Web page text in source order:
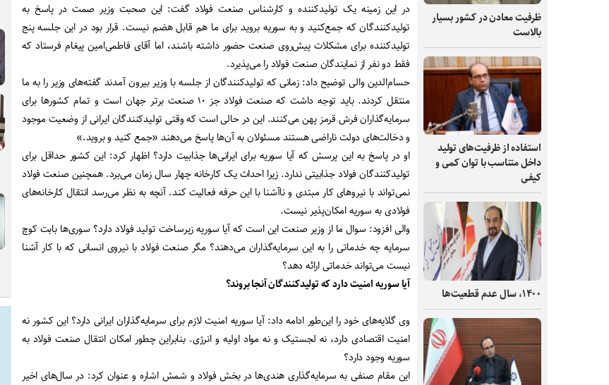
ظرفیت‌ معادن در کشور بسیار
بالاست
استفاده از ظرفیت‌های تولید
داخل متناسب با توان کمی و
کیفی
۱۴۰۰، سال عدم قطعیت‌ها
در این زمینه یک تولیدکننده و کارشناس صنعت فولاد گفت: این صحبت وزیر صمت در پاسخ به
تولیدکنندگان که جمع‌کنید و به سوریه بروید برای ما هم قابل هضم نیست. قرار بود در این جلسه پنج
تولیدکننده برای مشکلات پیش‌روی صنعت حضور داشته باشند، اما آقای فاطمی‌امین پیغام فرستاد که
فقط دو نفر از نمایندگان صنعت فولاد را می‌پذیرد.
حسام‌الدین والی توضیح داد: زمانی که تولیدکنندگان از جلسه با وزیر بیرون آمدند گفته‌های وزیر را به ما
منتقل کردند. باید توجه داشت که صنعت فولاد جز ۱۰ صنعت برتر جهان است و تمام کشورها برای
سرمایه‌گذاران فرش قرمز پهن می‌کنند. این در حالی است که وقتی تولیدکنندگان ایرانی از وضعیت موجود
و دخالت‌های دولت ناراضی هستند مسئولان به آن‌ها پاسخ می‌دهند «جمع کنید و بروید.»
او در پاسخ به این پرسش که آیا سوریه برای ایرانی‌ها جذابیت دارد؟ اظهار کرد: این کشور حداقل برای
تولیدکنندگان فولاد جذابیتی ندارد. زیرا احداث یک کارخانه چهار سال زمان می‌برد. همچنین صنعت فولاد
نمی‌تواند با نیروهای کار مبتدی و ناآشنا با این حرفه فعالیت کند. آنچه به نظر می‌رسد انتقال کارخانه‌های
فولادی به سوریه امکان‌پذیر نیست.
والی افزود: سوال ما از وزیر صنعت این است که آیا سوریه زیرساخت تولید فولاد دارد؟ سوری‌ها بابت کوچ
سرمایه چه خدماتی را به این سرمایه‌گذاران می‌دهند؟ مگر صنعت فولاد با نیروی انسانی که با کار آشنا
نیست می‌تواند خدماتی ارائه دهد؟
آیا سوریه امنیت دارد که تولیدکنندگان آنجا بروند؟
وی گلایه‌های خود را این‌طور ادامه داد: آیا سوریه امنیت لازم برای سرمایه‌گذاران ایرانی دارد؟ این کشور نه
امنیت اقتصادی دارد، نه لجستیک و نه مواد اولیه و انرژی. بنابراین چطور امکان انتقال صنعت فولاد به
سوریه وجود دارد؟
این مقام صنفی به سرمایه‌گذاری هندی‌ها در بخش فولاد و شمش اشاره و عنوان کرد: در سال‌های اخیر